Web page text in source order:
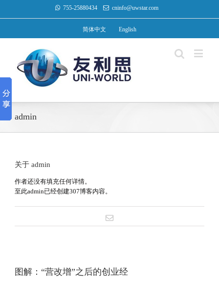
755-25880434 cninfo@uwstar.com
简体中文 English
admin
关于 admin
作者还没有填充任何详情。
至此admin已经创建307博客内容。
图解：“营改增”之后的创业经